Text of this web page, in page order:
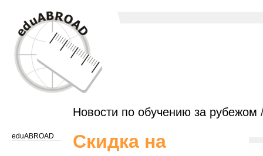
Новости по обучению за рубежом
eduABROAD
Скидка на